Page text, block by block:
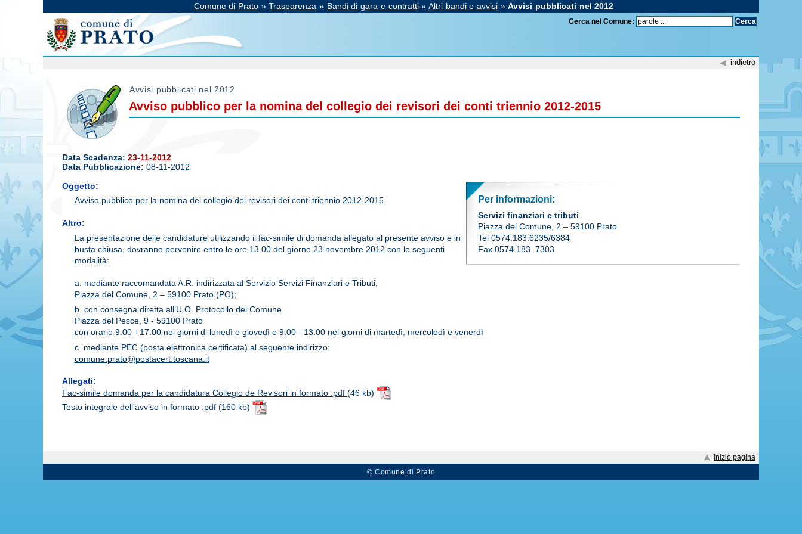
Comune di Prato »Trasparenza » Bandi di gara e contratti» Altri bandi e avvisi»Avvisi pubblicati nel 2012
Cerca nel Comune:
indietro
Avvisi pubblicati nel 2012
Avviso pubblico per la nomina del collegio dei revisori dei conti triennio 2012-2015
Data Scadenza:23-11-2012
Data Pubblicazione:08-11-2012
Per informazioni:
Servizi finanziari e tributi
Piazza del Comune, 2 – 59100 Prato
Tel 0574.183.6235/6384
Fax 0574.183. 7303
Oggetto:
Avviso pubblico per la nomina del collegio dei revisori dei conti triennio 2012-2015
Altro:
La presentazione delle candidature utilizzando il fac-simile di domanda allegato al presente avviso e in
busta chiusa, dovranno pervenire entro le ore 13.00 del giorno 23 novembre 2012 con le seguenti
modalità:
a. mediante raccomandata A.R. indirizzata al Servizio Servizi Finanziari e Tributi,
Piazza del Comune, 2 – 59100 Prato (PO);
b. con consegna diretta all’U.O. Protocollo del Comune
Piazza del Pesce, 9 - 59100 Prato
con orario 9.00 - 17.00 nei giorni di lunedì e giovedì e 9.00 - 13.00 nei giorni di martedì, mercoledì e venerdì
c. mediante PEC (posta elettronica certificata) al seguente indirizzo:
comune.prato@postacert.toscana.it
Allegati:
Fac-simile domanda per la candidatura Collegio de Revisori in formato .pdf(46 kb)
Testo integrale dell'avviso in formato .pdf(160 kb)
inizio pagina
© Comune di Prato